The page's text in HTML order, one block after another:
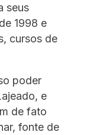
seus
1998 e
cursos de
poder
e
de fato
fonte de